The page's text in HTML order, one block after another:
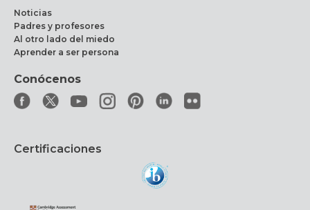
Noticias
Padres y profesores
Al otro lado del miedo
Aprender a ser persona
Conócenos
Certificaciones